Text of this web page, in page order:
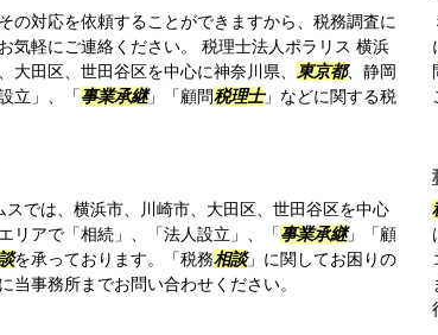
の対応を依頼することができますから、税務調査に
気軽にご連絡ください。 税理士法人ポラリス 横浜
大田区、世田谷区を中心に神奈川県、
東京都、静岡
立」、「事業承継」「顧問税理士」などに関する税
では、横浜市、川崎市、大田区、世田谷区を中心
リアで「相続」、「法人設立」、「事業承継」「顧
を承っております。「税務相談」に関してお困りの
当事務所までお問い合わせください。